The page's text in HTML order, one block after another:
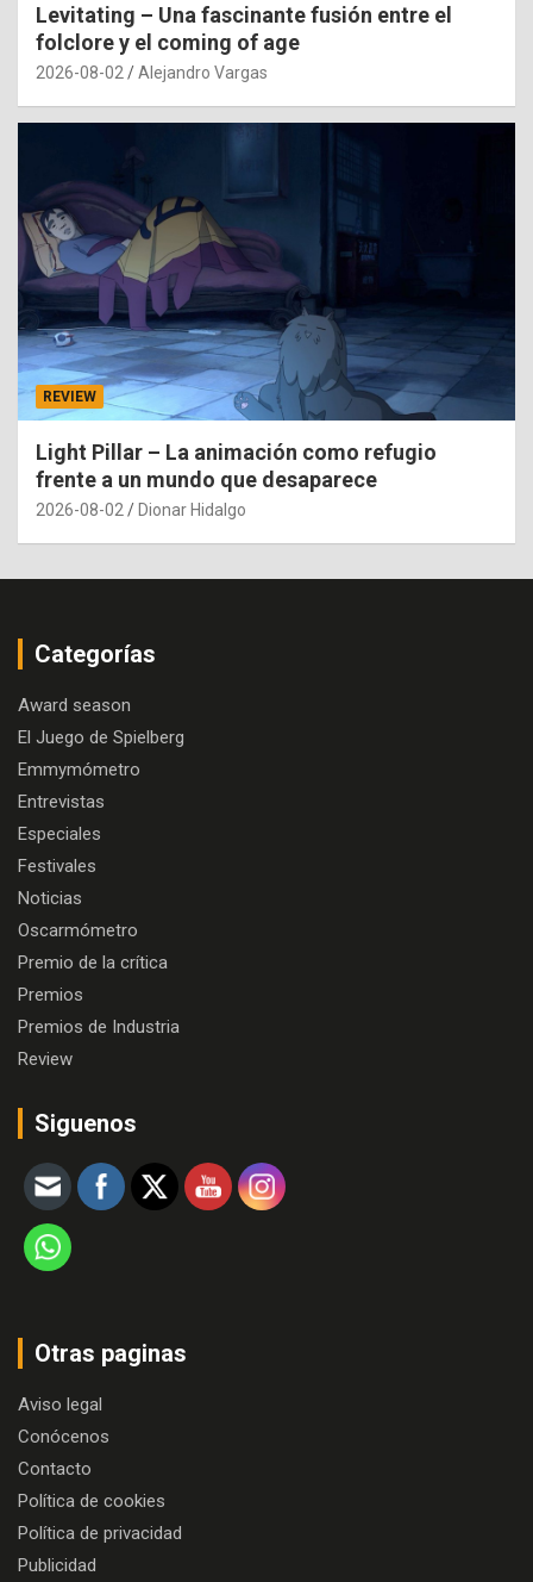
Levitating – Una fascinante fusión entre el
folclore y el coming of age
2026-08-02 Alejandro Vargas
REVIEW
Light Pillar – La animación como refugio
frente a un mundo que desaparece
2026-08-02 Dionar Hidalgo
Categorías
Award season
El Juego de Spielberg
Emmymómetro
Entrevistas
Especiales
Festivales
Noticias
Oscarmómetro
Premio de la crítica
Premios
Premios de Industria
Review
Siguenos
Otras paginas
Aviso legal
Conócenos
Contacto
Política de cookies
Política de privacidad
Publicidad